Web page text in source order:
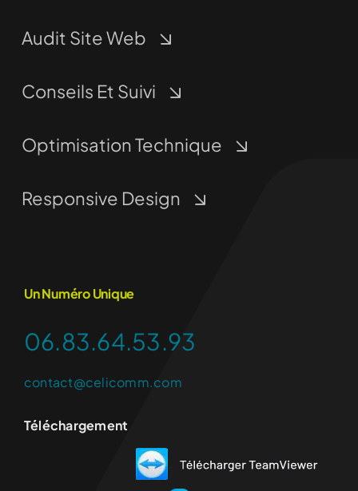
Audit Site Web
Conseils Et Suivi
Optimisation Technique
Responsive Design
Un Numéro Unique
06.83.64.53.93
contact@celicomm.com
Téléchargement